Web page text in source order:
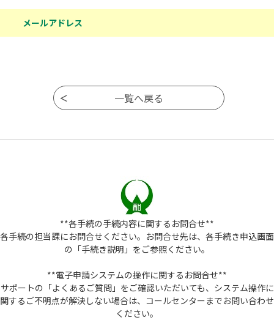
メールアドレス
**各手続の手続内容に関するお問合せ**
各手続の担当課にお問合せください。お問合せ先は、各手続き申込画面
の「手続き説明」をご参照ください。
**電子申請システムの操作に関するお問合せ**
サポートの「よくあるご質問」をご確認いただいても、システム操作に
関するご不明点が解決しない場合は、コールセンターまでお問い合わせ
ください。